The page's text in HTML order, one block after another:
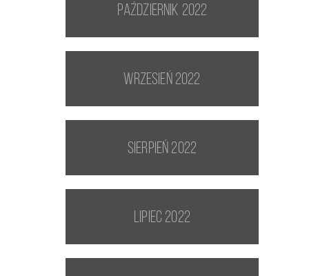
październik 2022
wrzesień 2022
sierpień 2022
lipiec 2022